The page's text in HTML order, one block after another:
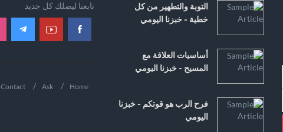
التوبة والتطهير من كل
خطية - خبزنا اليومي
أساسيات العلاقة مع
المسيح - خبزنا اليومي
فرح الرب هو قوتكم - خبزنا
اليومي
تابعنا ليصلك كل جديد
Home
Ask
Contact